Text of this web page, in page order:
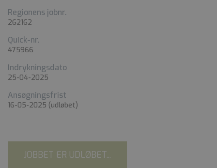
Regionens jobnr.
262162
Quick-nr.
475966
Indrykningsdato
25-04-2025
Ansøgningsfrist
16-05-2025 (udløbet)
JOBBET ER UDLØBET...